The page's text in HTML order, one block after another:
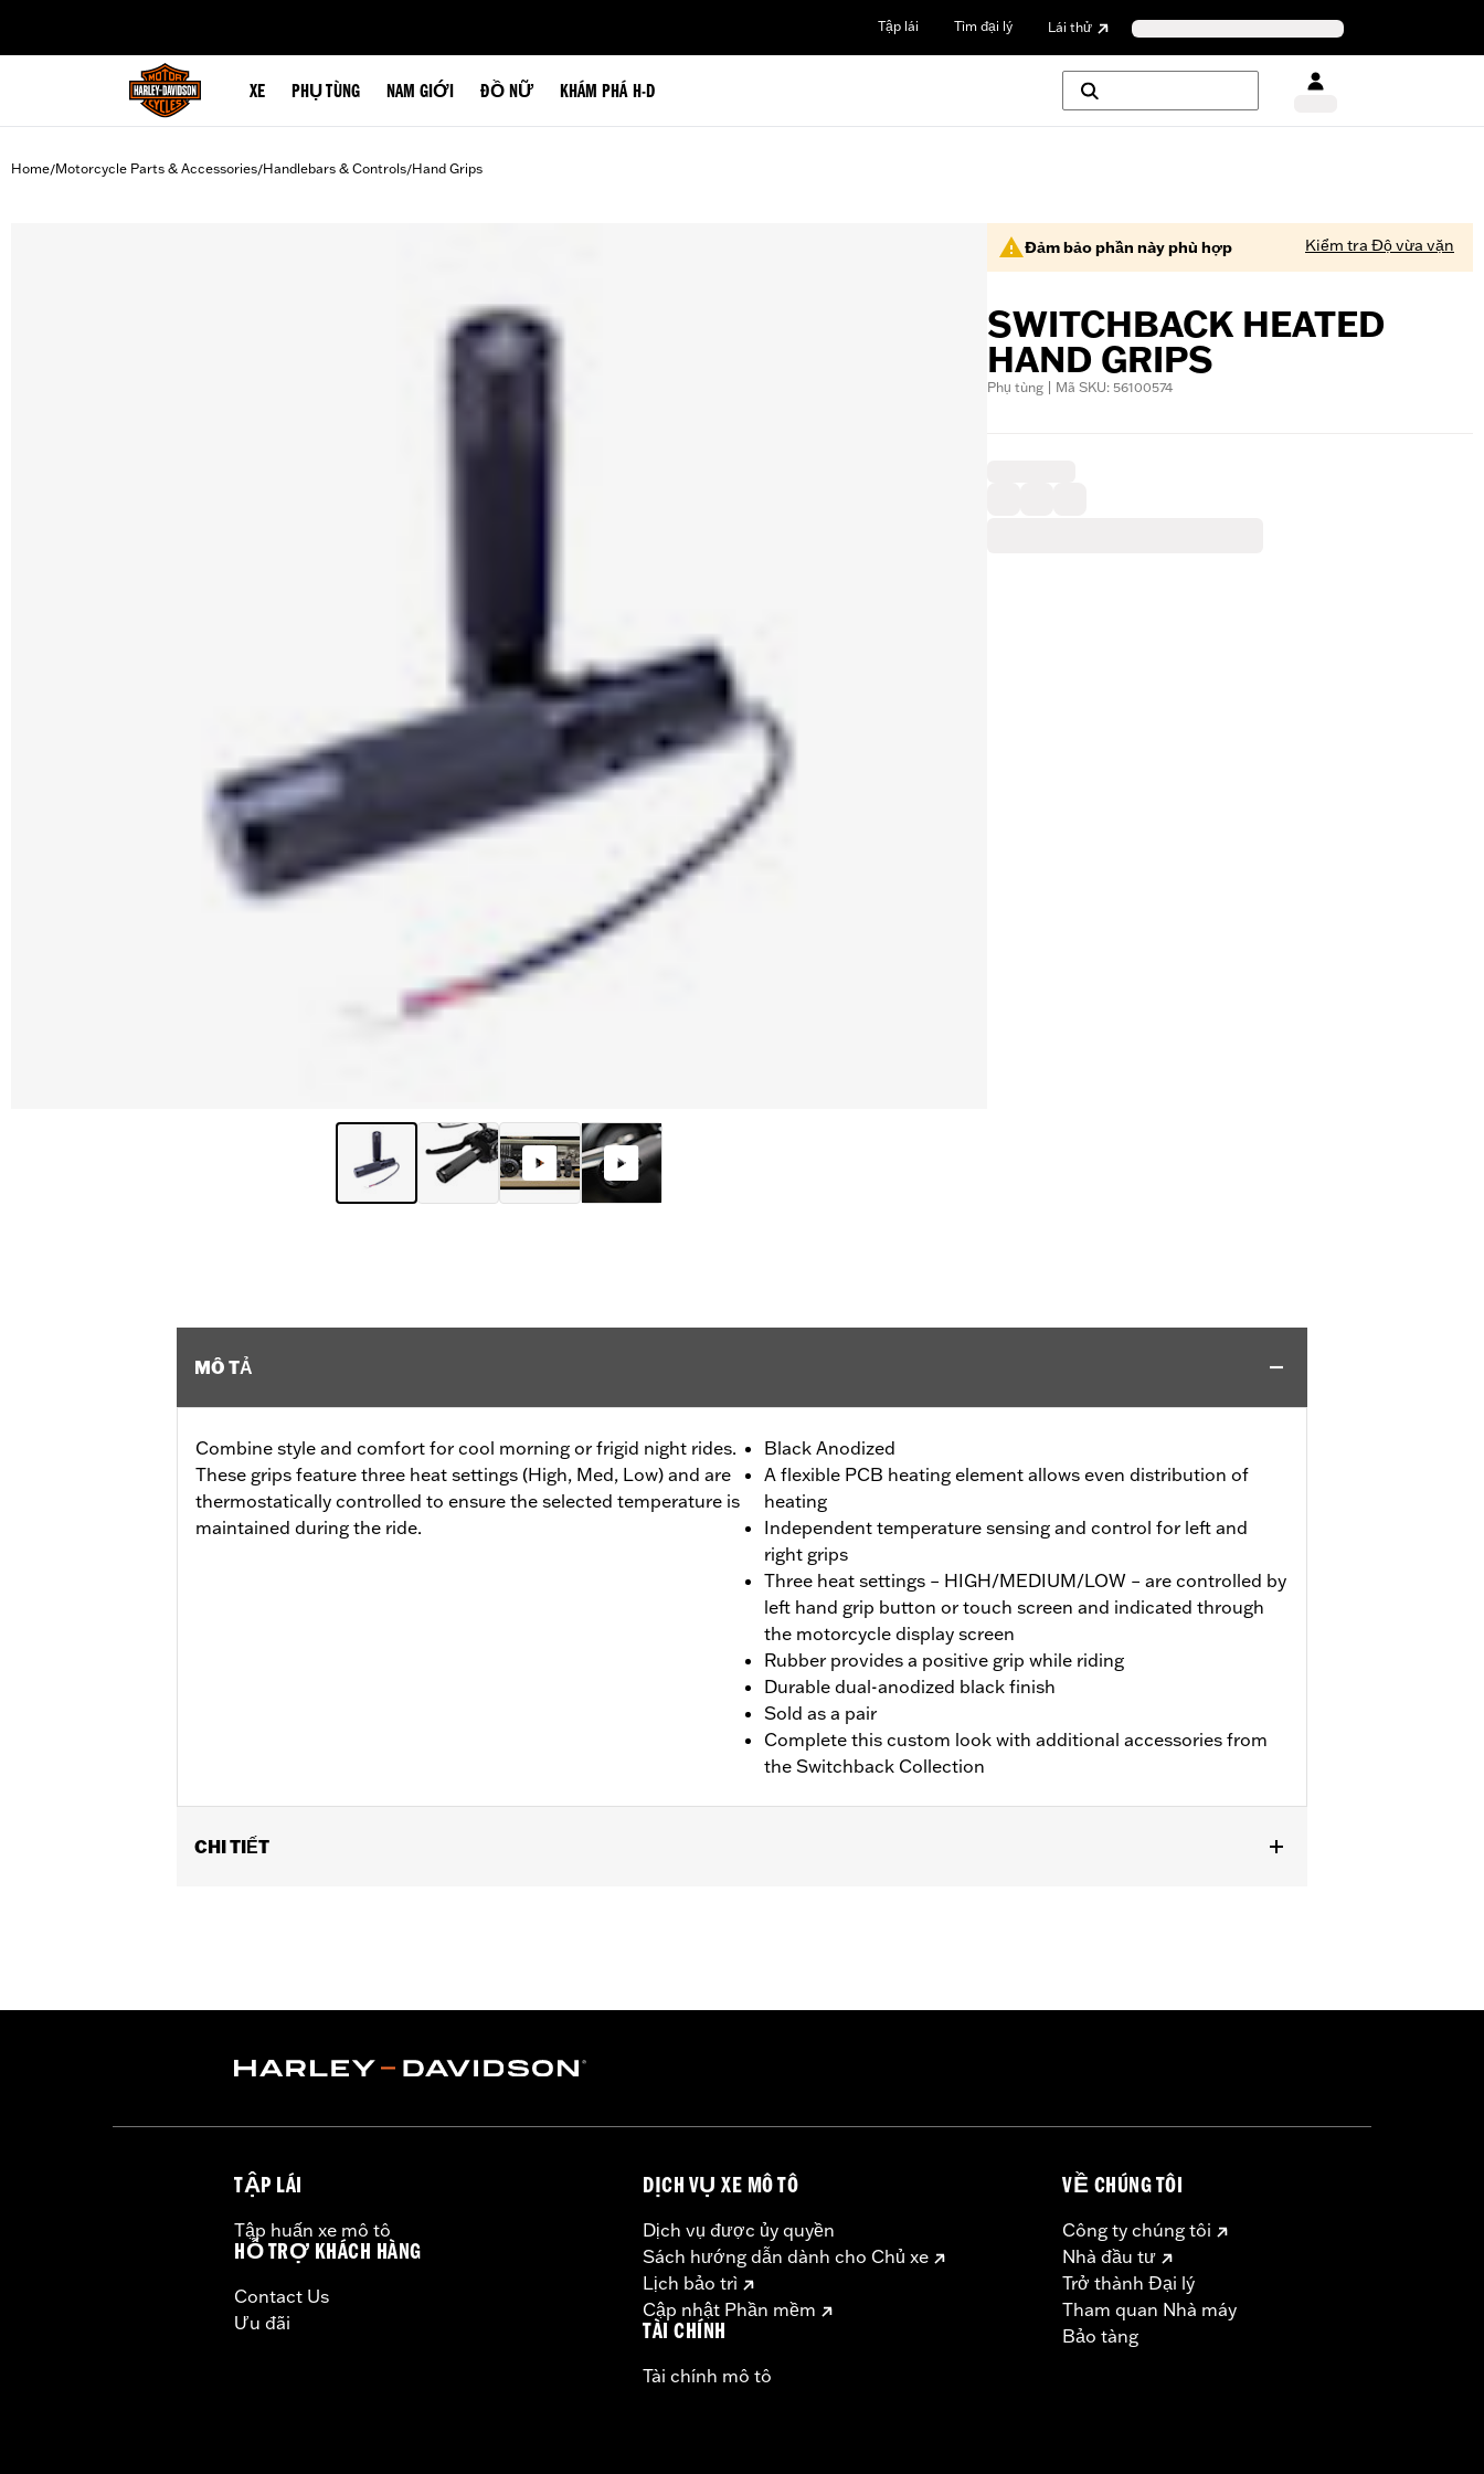
Tập lái Tìm đại lý Lái thử
XE PHỤ TÙNG NAM GIỚI ĐỒ NỮ KHÁM PHÁ H-D
Home/Motorcycle Parts & Accessories/Handlebars & Controls/Hand Grips
Đảm bảo phần này phù hợp Kiểm tra Độ vừa vặn
SWITCHBACK HEATED
HAND GRIPS
Phụ tùng | Mã SKU: 56100574
MÔ TẢ
Combine style and comfort for cool morning or frigid night rides.
These grips feature three heat settings (High, Med, Low) and are
thermostatically controlled to ensure the selected temperature is
maintained during the ride.
Black Anodized
A flexible PCB heating element allows even distribution of
heating
Independent temperature sensing and control for left and
right grips
Three heat settings – HIGH/MEDIUM/LOW – are controlled by
left hand grip button or touch screen and indicated through
the motorcycle display screen
Rubber provides a positive grip while riding
Durable dual-anodized black finish
Sold as a pair
Complete this custom look with additional accessories from
the Switchback Collection
CHI TIẾT
Collection:Switchback
Sold In Units:Pair
TẬP LÁI
Tập huấn xe mô tô
HỖ TRỢ KHÁCH HÀNG
Contact Us
Ưu đãi
DỊCH VỤ XE MÔ TÔ
Dịch vụ được ủy quyền
Sách hướng dẫn dành cho Chủ xe
Lịch bảo trì
Cập nhật Phần mềm
TÀI CHÍNH
Tài chính mô tô
VỀ CHÚNG TÔI
Công ty chúng tôi
Nhà đầu tư
Trở thành Đại lý
Tham quan Nhà máy
Bảo tàng